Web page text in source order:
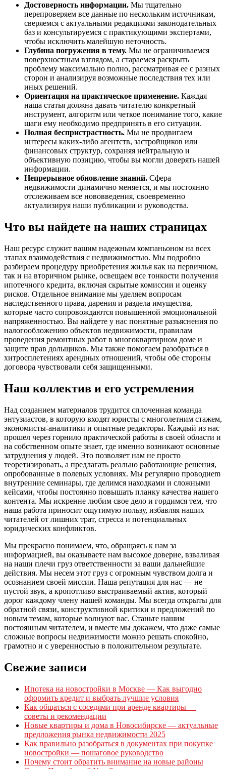
Достоверность информации. Мы тщательно
перепроверяем все данные по нескольким источникам,
сверяемся с актуальными редакциями законодательных
баз и консультируемся с практикующими экспертами,
чтобы исключить малейшую неточность.
Глубина погружения в тему. Мы не ограничиваемся
поверхностным взглядом, а стараемся раскрыть
проблему максимально полно, рассматривая ее с разных
сторон и анализируя возможные последствия тех или
иных решений.
Ориентация на практическое применение. Каждая
наша статья должна давать читателю конкретный
инструмент, алгоритм или четкое понимание того, какие
шаги ему необходимо предпринять в его ситуации.
Полная беспристрастность. Мы не продвигаем
интересы каких-либо агентств, застройщиков или
финансовых структур, сохраняя нейтральную и
объективную позицию, чтобы вы могли доверять нашей
информации.
Непрерывное обновление знаний. Сфера
недвижимости динамично меняется, и мы постоянно
отслеживаем все нововведения, своевременно
актуализируя наши публикации и руководства.
Что вы найдете на наших страницах
Наш ресурс служит вашим надежным компаньоном на всех
этапах взаимодействия с недвижимостью. Мы подробно
разбираем процедуру приобретения жилья как на первичном,
так и на вторичном рынке, освещаем все тонкости получения
ипотечного кредита, включая скрытые комиссии и оценку
рисков. Отдельное внимание мы уделяем вопросам
наследственного права, дарения и раздела имущества,
которые часто сопровождаются повышенной эмоциональной
напряженностью. Вы найдете у нас понятные разъяснения по
налогообложению объектов недвижимости, правилам
проведения ремонтных работ в многоквартирном доме и
защите прав дольщиков. Мы также помогаем разобраться в
хитросплетениях арендных отношений, чтобы обе стороны
договора чувствовали себя защищенными.
Наш коллектив и его устремления
Над созданием материалов трудится сплоченная команда
энтузиастов, в которую входят юристы с многолетним стажем,
экономисты-аналитики и опытные редакторы. Каждый из нас
прошел через горнило практической работы в своей области и
на собственном опыте знает, где именно возникают основные
затруднения у людей. Это позволяет нам не просто
теоретизировать, а предлагать реально работающие решения,
опробованные в полевых условиях. Мы регулярно проводиеm
внутренние семинары, где делимся находками и сложными
кейсами, чтобы постоянно повышать планку качества нашего
контента. Мы искренне любим свое дело и гордимся тем, что
наша работа приносит ощутимую пользу, избавляя наших
читателей от лишних трат, стресса и потенциальных
юридических конфликтов.
Мы прекрасно понимаем, что, обращаясь к нам за
информацией, вы оказываете нам высокое доверие, взваливая
на наши плечи груз ответственности за ваши дальнейшие
действия. Мы несем этот груз с огромным чувством долга и
осознанием своей миссии. Наша репутация для нас — не
пустой звук, а кропотливо выстраиваемый актив, который
дорог каждому члену нашей команды. Мы всегда открыты для
обратной связи, конструктивной критики и предложений по
новым темам, которые волнуют вас. Станьте нашим
постоянным читателем, и вместе мы докажем, что даже самые
сложные вопросы недвижимости можно решать спокойно,
грамотно и с уверенностью в положительном результате.
Свежие записи
Ипотека на новостройки в Москве — Как выгодно
оформить кредит и выбрать лучшие условия
Как общаться с соседями при аренде квартиры —
советы и рекомендации
Новые квартиры и дома в Новосибирске — актуальные
предложения рынка недвижимости 2025
Как правильно разобраться в документах при покупке
новостройки — пошаговое руководство
Почему стоит обратить внимание на новые районы